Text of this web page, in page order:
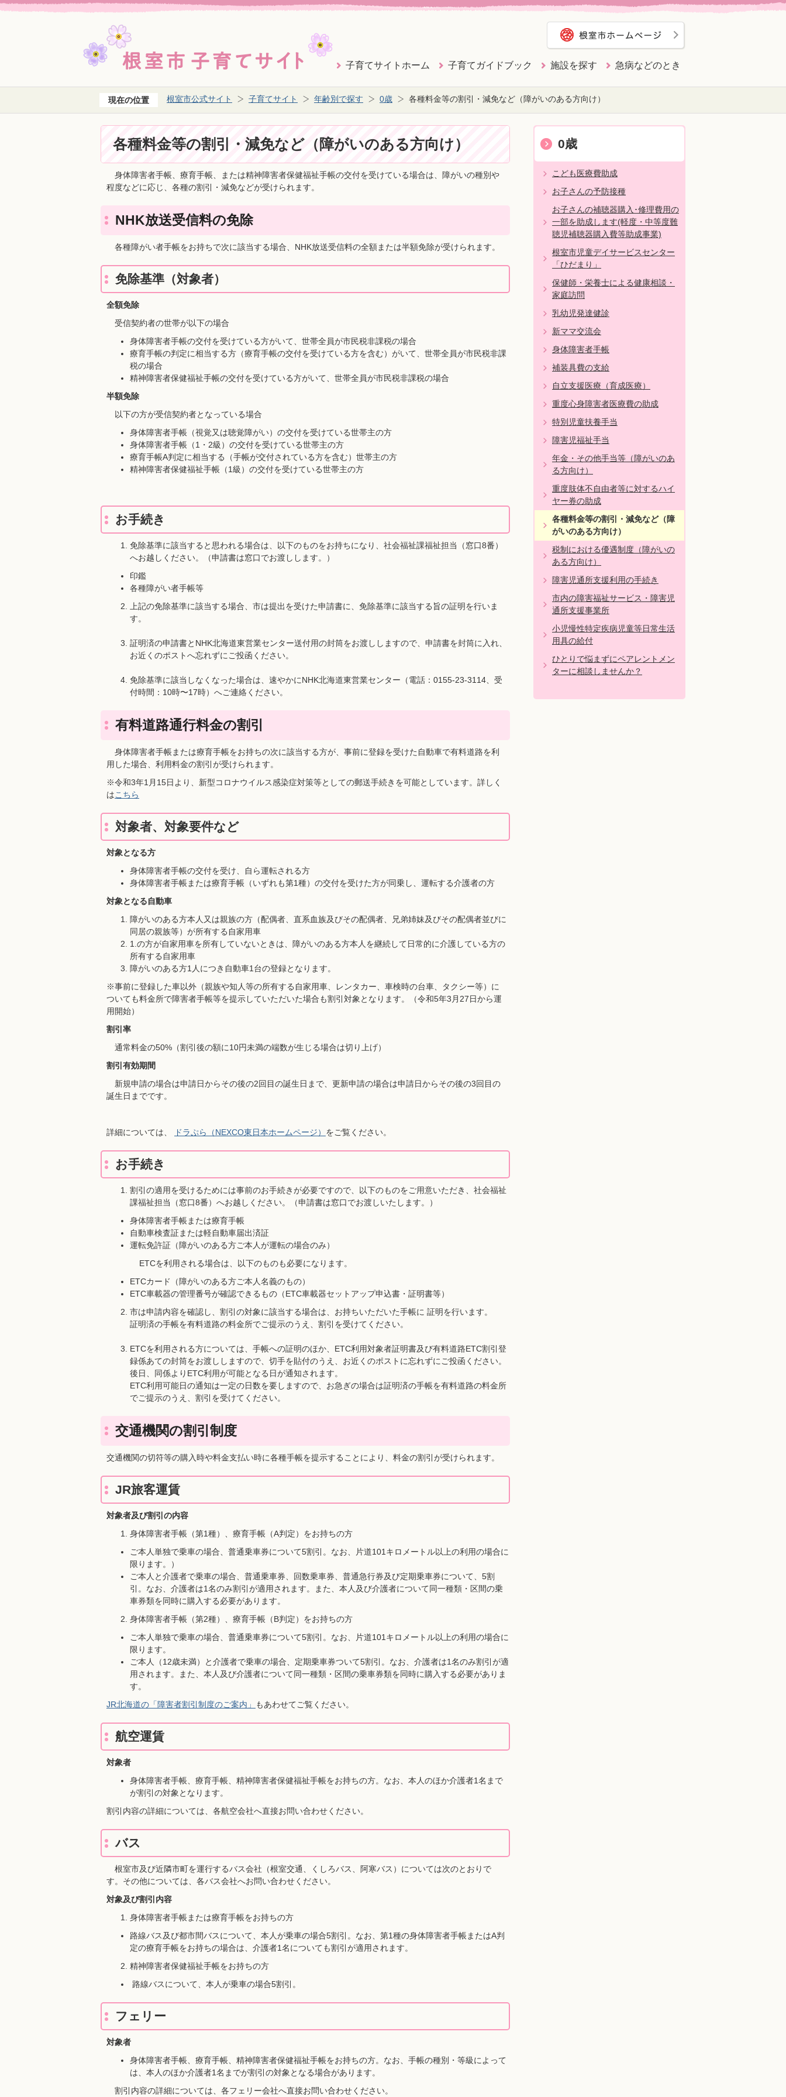
子育てサイトホーム 子育てガイドブック 施設を探す 急病などのとき
現在の位置 根室市公式サイト 子育てサイト 年齢別で探す 0歳 各種料金等の割引・減免など（障がいのある方向け）
各種料金等の割引・減免など（障がいのある方向け）
身体障害者手帳、療育手帳、または精神障害者保健福祉手帳の交付を受けている場合は、障がいの種別や
程度などに応じ、各種の割引・減免などが受けられます。
NHK放送受信料の免除
各種障がい者手帳をお持ちで次に該当する場合、NHK放送受信料の全額または半額免除が受けられます。
免除基準（対象者）
全額免除
受信契約者の世帯が以下の場合
身体障害者手帳の交付を受けている方がいて、世帯全員が市民税非課税の場合
療育手帳の判定に相当する方（療育手帳の交付を受けている方を含む）がいて、世帯全員が市民税非課
税の場合
精神障害者保健福祉手帳の交付を受けている方がいて、世帯全員が市民税非課税の場合
半額免除
以下の方が受信契約者となっている場合
身体障害者手帳（視覚又は聴覚障がい）の交付を受けている世帯主の方
身体障害者手帳（1・2級）の交付を受けている世帯主の方
療育手帳A判定に相当する（手帳が交付されている方を含む）世帯主の方
精神障害者保健福祉手帳（1級）の交付を受けている世帯主の方
お手続き
免除基準に該当すると思われる場合は、以下のものをお持ちになり、社会福祉課福祉担当（窓口8番）
へお越しください。（申請書は窓口でお渡しします。）
印鑑
各種障がい者手帳等
上記の免除基準に該当する場合、市は提出を受けた申請書に、免除基準に該当する旨の証明を行いま
す。
証明済の申請書とNHK北海道東営業センター送付用の封筒をお渡ししますので、申請書を封筒に入れ、
お近くのポストへ忘れずにご投函ください。
免除基準に該当しなくなった場合は、速やかにNHK北海道東営業センター（電話：0155-23-3114、受
付時間：10時〜17時）へご連絡ください。
有料道路通行料金の割引
身体障害者手帳または療育手帳をお持ちの次に該当する方が、事前に登録を受けた自動車で有料道路を利
用した場合、利用料金の割引が受けられます。
※令和3年1月15日より、新型コロナウイルス感染症対策等としての郵送手続きを可能としています。詳しく
はこちら
対象者、対象要件など
対象となる方
身体障害者手帳の交付を受け、自ら運転される方
身体障害者手帳または療育手帳（いずれも第1種）の交付を受けた方が同乗し、運転する介護者の方
対象となる自動車
障がいのある方本人又は親族の方（配偶者、直系血族及びその配偶者、兄弟姉妹及びその配偶者並びに
同居の親族等）が所有する自家用車
1.の方が自家用車を所有していないときは、障がいのある方本人を継続して日常的に介護している方の
所有する自家用車
障がいのある方1人につき自動車1台の登録となります。
※事前に登録した車以外（親族や知人等の所有する自家用車、レンタカー、車検時の台車、タクシー等）に
ついても料金所で障害者手帳等を提示していただいた場合も割引対象となります。（令和5年3月27日から運
用開始）
割引率
通常料金の50%（割引後の額に10円未満の端数が生じる場合は切り上げ）
割引有効期間
新規申請の場合は申請日からその後の2回目の誕生日まで、更新申請の場合は申請日からその後の3回目の
誕生日までです。
詳細については、 ドラぷら（NEXCO東日本ホームページ） をご覧ください。
お手続き
割引の適用を受けるためには事前のお手続きが必要ですので、以下のものをご用意いただき、社会福祉
課福祉担当（窓口8番）へお越しください。（申請書は窓口でお渡しいたします。）
身体障害者手帳または療育手帳
自動車検査証または軽自動車届出済証
運転免許証（障がいのある方ご本人が運転の場合のみ）
ETCを利用される場合は、以下のものも必要になります。
ETCカード（障がいのある方ご本人名義のもの）
ETC車載器の管理番号が確認できるもの（ETC車載器セットアップ申込書・証明書等）
市は申請内容を確認し、割引の対象に該当する場合は、お持ちいただいた手帳に 証明を行います。
証明済の手帳を有料道路の料金所でご提示のうえ、割引を受けてください。
ETCを利用される方については、手帳への証明のほか、ETC利用対象者証明書及び有料道路ETC割引登
録係あての封筒をお渡ししますので、切手を貼付のうえ、お近くのポストに忘れずにご投函ください。
後日、同係よりETC利用が可能となる日が通知されます。
ETC利用可能日の通知は一定の日数を要しますので、お急ぎの場合は証明済の手帳を有料道路の料金所
でご提示のうえ、割引を受けてください。
交通機関の割引制度
交通機関の切符等の購入時や料金支払い時に各種手帳を提示することにより、料金の割引が受けられます。
JR旅客運賃
対象者及び割引の内容
身体障害者手帳（第1種）、療育手帳（A判定）をお持ちの方
ご本人単独で乗車の場合、普通乗車券について5割引。なお、片道101キロメートル以上の利用の場合に
限ります。）
ご本人と介護者で乗車の場合、普通乗車券、回数乗車券、普通急行券及び定期乗車券について、5割
引。なお、介護者は1名のみ割引が適用されます。また、本人及び介護者について同一種類・区間の乗
車券類を同時に購入する必要があります。
身体障害者手帳（第2種）、療育手帳（B判定）をお持ちの方
ご本人単独で乗車の場合、普通乗車券について5割引。なお、片道101キロメートル以上の利用の場合に
限ります。
ご本人（12歳未満）と介護者で乗車の場合、定期乗車券ついて5割引。なお、介護者は1名のみ割引が適
用されます。また、本人及び介護者について同一種類・区間の乗車券類を同時に購入する必要がありま
す。
JR北海道の「障害者割引制度のご案内」
もあわせてご覧ください。
航空運賃
対象者
身体障害者手帳、療育手帳、精神障害者保健福祉手帳をお持ちの方。なお、本人のほか介護者1名まで
が割引の対象となります。
割引内容の詳細については、各航空会社へ直接お問い合わせください。
バス
根室市及び近隣市町を運行するバス会社（根室交通、くしろバス、阿寒バス）については次のとおりで
す。その他については、各バス会社へお問い合わせください。
対象及び割引内容
身体障害者手帳または療育手帳をお持ちの方
路線バス及び都市間バスについて、本人が乗車の場合5割引。なお、第1種の身体障害者手帳またはA判
定の療育手帳をお持ちの場合は、介護者1名についても割引が適用されます。
精神障害者保健福祉手帳をお持ちの方
路線バスについて、本人が乗車の場合5割引。
フェリー
対象者
身体障害者手帳、療育手帳、精神障害者保健福祉手帳をお持ちの方。なお、手帳の種別・等級によって
は、本人のほか介護者1名までが割引の対象となる場合があります。
割引内容の詳細については、各フェリー会社へ直接お問い合わせください。
0歳
こども医療費助成
お子さんの予防接種
お子さんの補聴器購入･修理費用の
一部を助成します(軽度・中等度難
聴児補聴器購入費等助成事業)
根室市児童デイサービスセンター
「ひだまり」
保健師・栄養士による健康相談・
家庭訪問
乳幼児発達健診
新ママ交流会
身体障害者手帳
補装具費の支給
自立支援医療（育成医療）
重度心身障害者医療費の助成
特別児童扶養手当
障害児福祉手当
年金・その他手当等（障がいのあ
る方向け）
重度肢体不自由者等に対するハイ
ヤー券の助成
各種料金等の割引・減免など（障
がいのある方向け）
税制における優遇制度（障がいの
ある方向け）
障害児通所支援利用の手続き
市内の障害福祉サービス・障害児
通所支援事業所
小児慢性特定疾病児童等日常生活
用具の給付
ひとりで悩まずにペアレントメン
ターに相談しませんか？